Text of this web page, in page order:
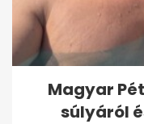
Magyar
súlyáról